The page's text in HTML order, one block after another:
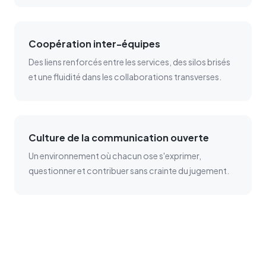
Coopération inter-équipes
Des liens renforcés entre les services, des silos brisés
et une fluidité dans les collaborations transverses.
Culture de la communication ouverte
Un environnement où chacun ose s'exprimer,
questionner et contribuer sans crainte du jugement.